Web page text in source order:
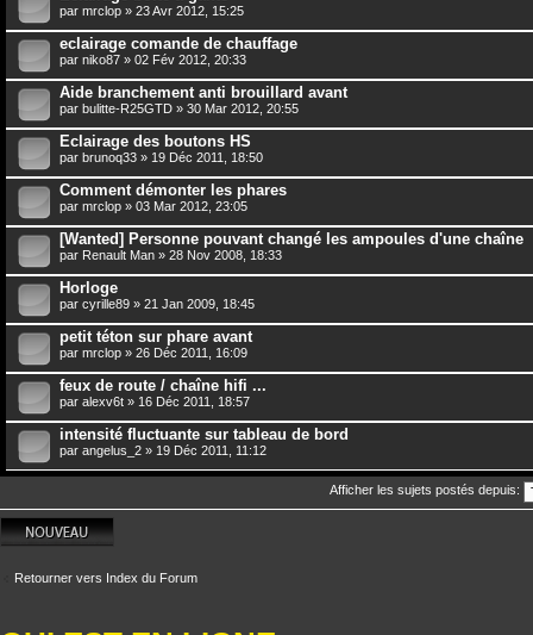
par mrclop » 23 Avr 2012, 15:25
eclairage comande de chauffage
par niko87 » 02 Fév 2012, 20:33
Aide branchement anti brouillard avant
par bulitte-R25GTD » 30 Mar 2012, 20:55
Eclairage des boutons HS
par brunoq33 » 19 Déc 2011, 18:50
Comment démonter les phares
par mrclop » 03 Mar 2012, 23:05
[Wanted] Personne pouvant changé les ampoules d'une chaîne
par Renault Man » 28 Nov 2008, 18:33
Horloge
par cyrille89 » 21 Jan 2009, 18:45
petit téton sur phare avant
par mrclop » 26 Déc 2011, 16:09
feux de route / chaîne hifi ...
par alexv6t » 16 Déc 2011, 18:57
intensité fluctuante sur tableau de bord
par angelus_2 » 19 Déc 2011, 11:12
Afficher les sujets postés depuis:
Écrire un nouveau
sujet
Retourner vers Index du Forum